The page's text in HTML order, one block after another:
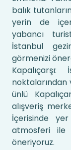
balık
yerin de
yabancı
İstanbul
görmenizi
noktalarından
ünlü
alışveriş
İçerisinde
atmosferi ile
öneriyoruz.